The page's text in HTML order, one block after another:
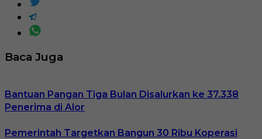
Baca Juga
Bantuan Pangan Tiga Bulan Disalurkan ke 37.338
Penerima di Alor
Pemerintah Targetkan Bangun 30 Ribu Koperasi